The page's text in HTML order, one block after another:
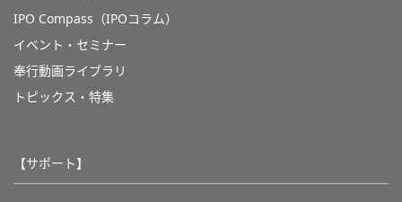
IPO Compass（IPOコラム）
イベント・セミナー
奉行動画ライブラリ
トピックス・特集
【サポート】